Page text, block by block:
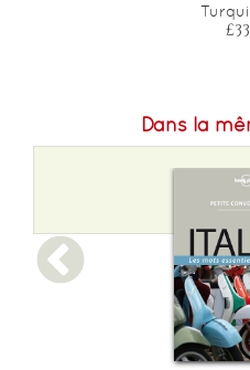
Dans la